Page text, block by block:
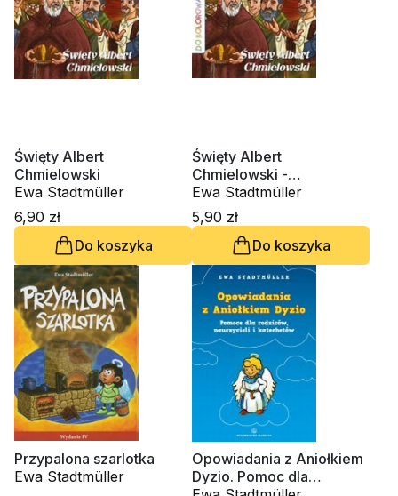
Święty Albert
Chmielowski
Ewa Stadtmüller
6,90 zł
Do koszyka
Święty Albert
Chmielowski -
kolorowanka
Ewa Stadtmüller
5,90 zł
Do koszyka
Przypalona szarlotka
Ewa Stadtmüller
Opowiadania z Aniołkiem
Dyzio. Pomoc dla